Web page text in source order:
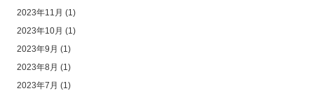
2023年11月 (1)
2023年10月 (1)
2023年9月 (1)
2023年8月 (1)
2023年7月 (1)